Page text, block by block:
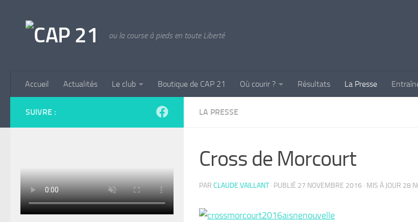
ou la course à pieds en toute Liberté
Accueil Actualités Le club Boutique de CAP 21 Où courir ? Résultats La Presse
LA PRESSE
Cross de Morcourt
PAR CLAUDE VAILLANT · PUBLIÉ 27 NOVEMBRE 2016 · MIS À JOUR 28
SUIVRE :